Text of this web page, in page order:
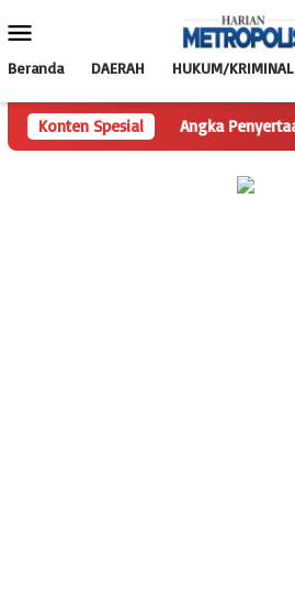
ke
Mobile
Beranda DAERAH HUKUM/KRIMINAL
Konten SpesialAngka Penyertaan